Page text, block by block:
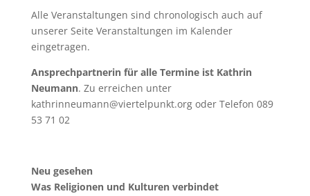
Alle Veranstaltungen sind chronologisch auch auf
unserer Seite Veranstaltungen im Kalender
eingetragen.
Ansprechpartnerin für alle Termine ist Kathrin
Neumann. Zu erreichen unter
kathrinneumann@viertelpunkt.org oder Telefon 089
53 71 02
Neu gesehen
Was Religionen und Kulturen verbindet